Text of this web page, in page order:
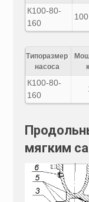
К100-80-
160
100
Типоразмер
насоса
К100-80-
160
мягким